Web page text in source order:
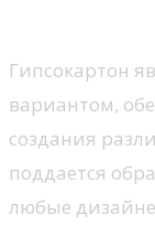
Гипсокартон
вариантом,
создания
поддается
любые